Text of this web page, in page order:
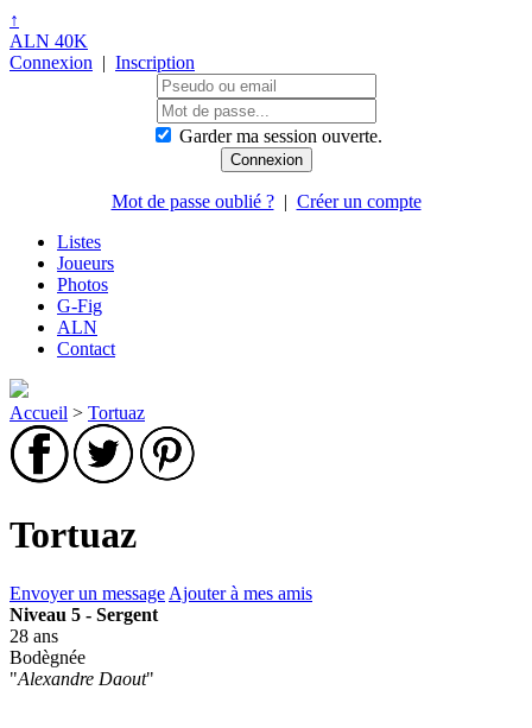
↑
ALN 40K
Connexion | Inscription
Garder ma session ouverte.
Mot de passe oublié ?| Créer un compte
Listes
Joueurs
Photos
G-Fig
ALN
Contact
Accueil > Tortuaz
Tortuaz
Envoyer un message Ajouter à mes amis
Niveau 5 - Sergent
28 ans
Bodègnée
"Alexandre Daout"